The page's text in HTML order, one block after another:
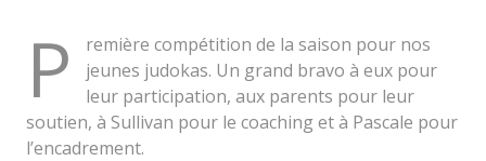
P
remière compétition de la saison pour nos
jeunes judokas. Un grand bravo à eux pour
leur participation, aux parents pour leur
soutien, à Sullivan pour le coaching et à Pascale pour
l’encadrement.